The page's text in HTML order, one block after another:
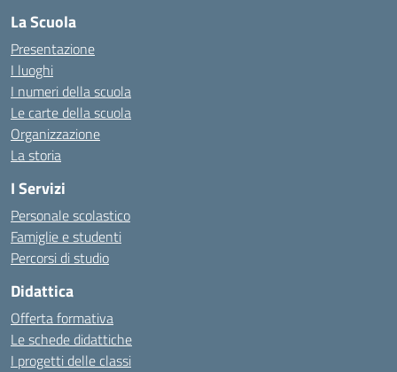
La Scuola
Presentazione
I luoghi
I numeri della scuola
Le carte della scuola
Organizzazione
La storia
I Servizi
Personale scolastico
Famiglie e studenti
Percorsi di studio
Didattica
Offerta formativa
Le schede didattiche
I progetti delle classi